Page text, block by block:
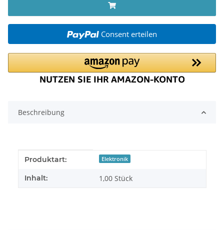
Consent erteilen
Beschreibung
Produkteigenschaft
Wert
Produktart: Elektronik
Inhalt: 1,00 Stück